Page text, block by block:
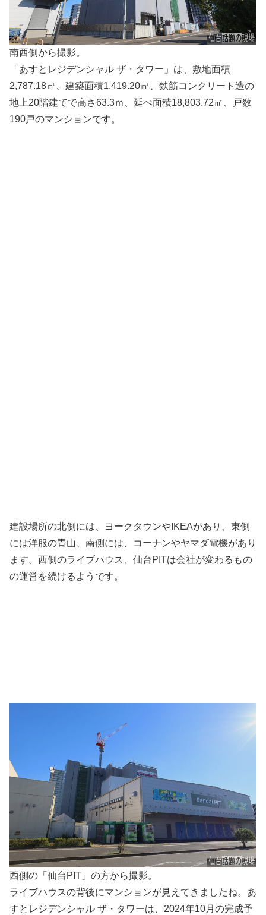
南西側から撮影。
「あすとレジデンシャル ザ・タワー」は、敷地面積
2,787.18㎡、建築面積1,419.20㎡、鉄筋コンクリート造の
地上20階建てで高さ63.3ｍ、延べ面積18,803.72㎡、戸数
190戸のマンションです。
建設場所の北側には、ヨークタウンやIKEAがあり、東側
には洋服の青山、南側には、コーナンやヤマダ電機があり
ます。西側のライブハウス、仙台PITは会社が変わるもの
の運営を続けるようです。
西側の「仙台PIT」の方から撮影。
ライブハウスの背後にマンションが見えてきましたね。あ
すとレジデンシャル ザ・タワーは、2024年10月の完成予